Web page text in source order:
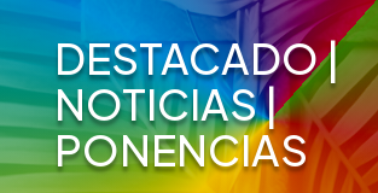
DESTACADO|
NOTICIAS|
PONENCIAS